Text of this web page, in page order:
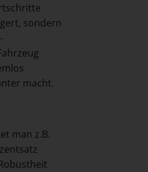
sondern
macht.
man z.B.